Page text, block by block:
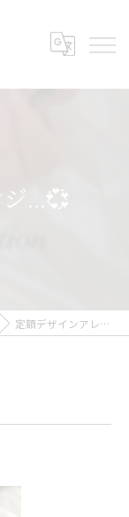
...💞
定額デザインアレンジ...💞